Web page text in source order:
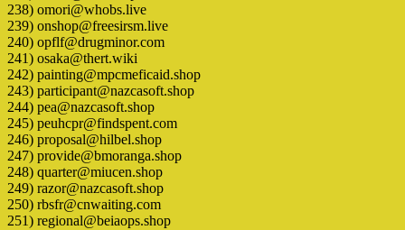
238) omori@whobs.live
239) onshop@freesirsm.live
240) opflf@drugminor.com
241) osaka@thert.wiki
242) painting@mpcmeficaid.shop
243) participant@nazcasoft.shop
244) pea@nazcasoft.shop
245) peuhcpr@findspent.com
246) proposal@hilbel.shop
247) provide@bmoranga.shop
248) quarter@miucen.shop
249) razor@nazcasoft.shop
250) rbsfr@cnwaiting.com
251) regional@beiaops.shop